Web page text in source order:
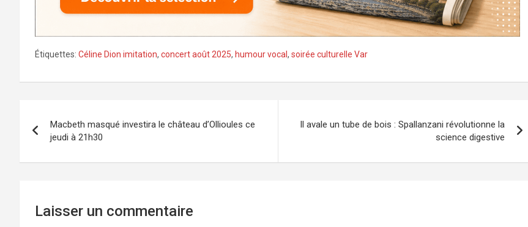
Étiquettes: Céline Dion imitation, concert août 2025, humour vocal, soirée culturelle Var
de
l’article
Macbeth masqué investira le château d’Ollioules ce
jeudi à 21h30
Il avale un tube de bois : Spallanzani révolutionne la
science digestive
Laisser un commentaire